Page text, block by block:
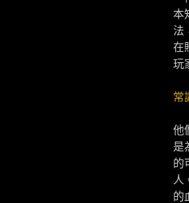
本
法
在
玩
常
他
是
的
人
的